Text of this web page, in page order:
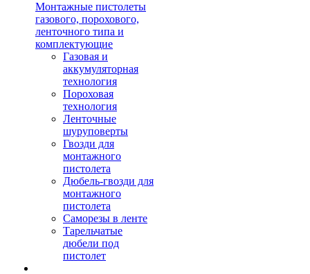
Монтажные пистолеты
газового, порохового,
ленточного типа и
комплектующие
Газовая и
аккумуляторная
технология
Пороховая
технология
Ленточные
шуруповерты
Гвозди для
монтажного
пистолета
Дюбель-гвозди для
монтажного
пистолета
Саморезы в ленте
Тарельчатые
дюбели под
пистолет